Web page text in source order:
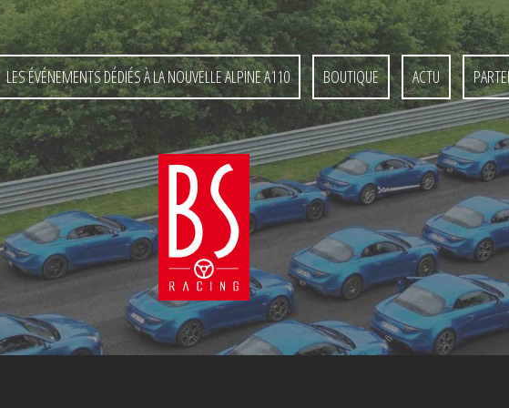
LES ÉVÉNEMENTS DÉDIÉS À LA NOUVELLE ALPINE A110 BOUTIQUE ACTU